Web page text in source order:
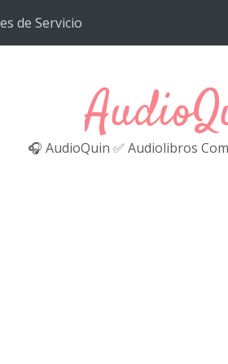
de Servicio
🎧 AudioQuin ✅ Audiolibros